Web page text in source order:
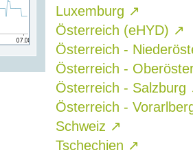
Luxemburg ↗
Österreich (eHYD) ↗
Österreich -
Österreich -
Österreich - Salzburg
Österreich -
Schweiz ↗
Tschechien ↗